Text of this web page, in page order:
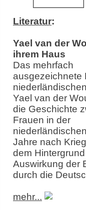
Literatur:
Yael van der
ihrem Haus
Das mehrfach
ausgezeichnete
Yael van der
die Geschichte
Frauen in der
Jahre nach
dem
Auswirkung der
durch die
mehr...